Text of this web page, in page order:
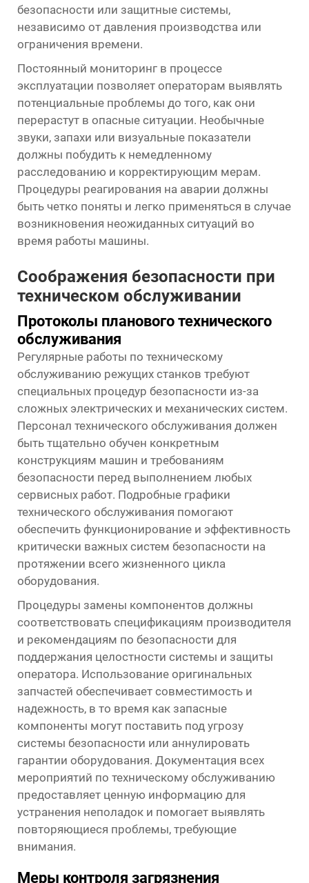
безопасности или защитные системы,
независимо от давления производства или
ограничения времени.
Постоянный мониторинг в процессе
эксплуатации позволяет операторам выявлять
потенциальные проблемы до того, как они
перерастут в опасные ситуации. Необычные
звуки, запахи или визуальные показатели
должны побудить к немедленному
расследованию и корректирующим мерам.
Процедуры реагирования на аварии должны
быть четко поняты и легко применяться в случае
возникновения неожиданных ситуаций во
время работы машины.
Соображения безопасности при
техническом обслуживании
Протоколы планового технического
обслуживания
Регулярные работы по техническому
обслуживанию режущих станков требуют
специальных процедур безопасности из-за
сложных электрических и механических систем.
Персонал технического обслуживания должен
быть тщательно обучен конкретным
конструкциям машин и требованиям
безопасности перед выполнением любых
сервисных работ. Подробные графики
технического обслуживания помогают
обеспечить функционирование и эффективность
критически важных систем безопасности на
протяжении всего жизненного цикла
оборудования.
Процедуры замены компонентов должны
соответствовать спецификациям производителя
и рекомендациям по безопасности для
поддержания целостности системы и защиты
оператора. Использование оригинальных
запчастей обеспечивает совместимость и
надежность, в то время как запасные
компоненты могут поставить под угрозу
системы безопасности или аннулировать
гарантии оборудования. Документация всех
мероприятий по техническому обслуживанию
предоставляет ценную информацию для
устранения неполадок и помогает выявлять
повторяющиеся проблемы, требующие
внимания.
Меры контроля загрязнения